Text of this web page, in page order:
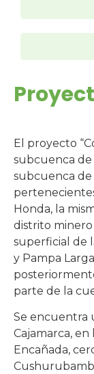
El proyecto
subcuenca de
subcuenca de
Honda, la
distrito minero
superficial de
y Pampa
parte de la
Se encuentra
Cajamarca, en
Encañada,